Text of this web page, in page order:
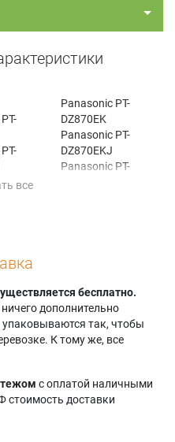
DX100
Panasonic PT-
DZ870EK
Panasonic PT-
DZ870EKJ
Panasonic PT-
Panasonic PT-
DZ870ELW
Panasonic PT-
DZ870ELWJ
Panasonic PT-
DZ870EW
бесплатно.
дополнительно
так, чтобы
К тому же, все
с оплатой наличными
стоимость доставки